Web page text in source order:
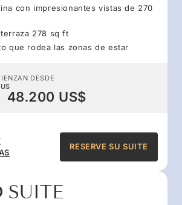
con impresionantes vistas de 270
278 sq ft
que rodea las zonas de estar
DESDE
48.200 US$
RESERVE SU SUITE
SUITE